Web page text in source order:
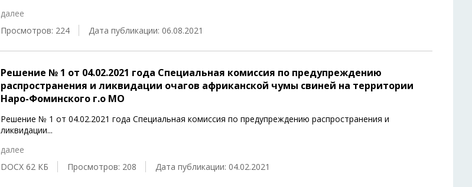
далее
Просмотров: 224
Дата публикации: 06.08.2021
Решение № 1 от 04.02.2021 года Специальная комиссия по предупреждению
распространения и ликвидации очагов африканской чумы свиней на территории
Наро-Фоминского г.о МО
Решение № 1 от 04.02.2021 года Специальная комиссия по предупреждению распространения и
ликвидации...
далее
DOCX 62 КБ
Просмотров: 208 Дата публикации: 04.02.2021